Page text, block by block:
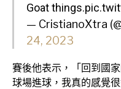
Goat things.
— CristianoXtra
24, 2023
賽後他表示，「回到國
球場進球，我真的感覺